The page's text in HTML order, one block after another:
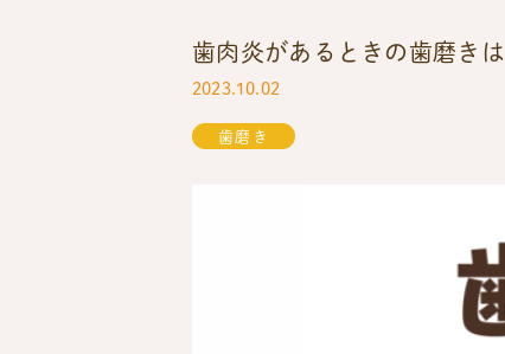
歯肉炎があるときの歯磨きは
2023.10.02
歯磨き